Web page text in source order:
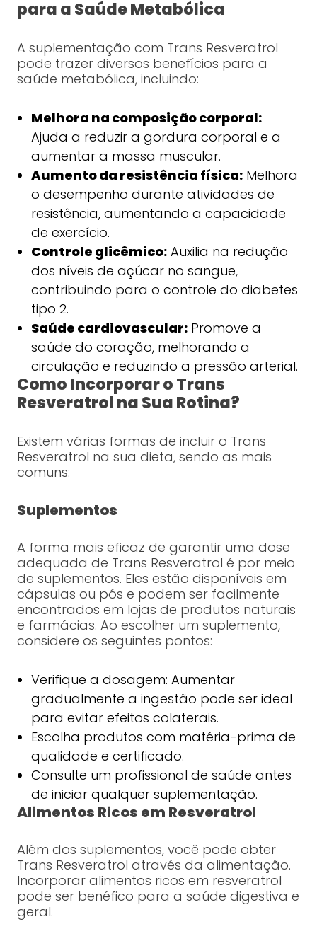
para a Saúde Metabólica
A suplementação com Trans Resveratrol
pode trazer diversos benefícios para a
saúde metabólica, incluindo:
Melhora na composição corporal:
Ajuda a reduzir a gordura corporal e a
aumentar a massa muscular.
Aumento da resistência física:Melhora
o desempenho durante atividades de
resistência, aumentando a capacidade
de exercício.
Controle glicêmico:Auxilia na redução
dos níveis de açúcar no sangue,
contribuindo para o controle do diabetes
tipo 2.
Saúde cardiovascular:Promove a
saúde do coração, melhorando a
circulação e reduzindo a pressão arterial.
Como Incorporar o Trans
Resveratrol na Sua Rotina?
Existem várias formas de incluir o Trans
Resveratrol na sua dieta, sendo as mais
comuns:
Suplementos
A forma mais eficaz de garantir uma dose
adequada de Trans Resveratrol é por meio
de suplementos. Eles estão disponíveis em
cápsulas ou pós e podem ser facilmente
encontrados em lojas de produtos naturais
e farmácias. Ao escolher um suplemento,
considere os seguintes pontos:
Verifique a dosagem: Aumentar
gradualmente a ingestão pode ser ideal
para evitar efeitos colaterais.
Escolha produtos com matéria-prima de
qualidade e certificado.
Consulte um profissional de saúde antes
de iniciar qualquer suplementação.
Alimentos Ricos em Resveratrol
Além dos suplementos, você pode obter
Trans Resveratrol através da alimentação.
Incorporar alimentos ricos em resveratrol
pode ser benéfico para a saúde digestiva e
geral.